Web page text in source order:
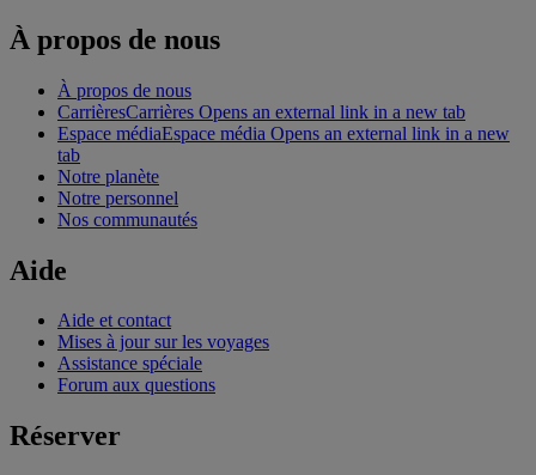
À propos de nous
À propos de nous
CarrièresCarrières Opens an external link in a new tab
Espace médiaEspace média Opens an external link in a new
tab
Notre planète
Notre personnel
Nos communautés
Aide
Aide et contact
Mises à jour sur les voyages
Assistance spéciale
Forum aux questions
Réserver